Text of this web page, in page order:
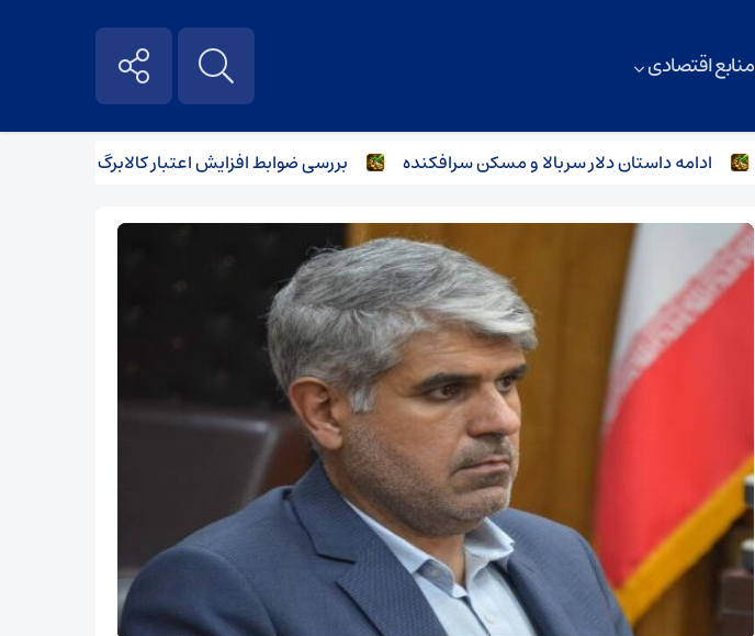
منابع اقتصادی
ادامه داستان دلار سربالا و مسکن سرافکنده بررسی ضوابط افزایش اعتبار کالابرگ در نشست وزرای